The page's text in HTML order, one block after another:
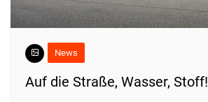
News
​Auf die Straße, Wasser, Stoff!